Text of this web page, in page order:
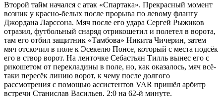
Второй тайм начался с атак «Спартака». Прекрасный момент
возник у красно-белых после прорыва по левому флангу
Джордана Ларссона. Мяч после его удара Сергей Рыжиков
отразил, футбольный снаряд отрикошетил и полетел в ворота,
там его отбил защитник «Тамбова» Никита Чичерин, затем
мяч отскочил в поле к Эсекелю Понсе, который с места подсёк
его в створ ворот. На ленточке Себастьян Тилль вынес его с
рикошетом от перекладины в поле, но, как оказалось, мяч всё-
таки пересёк линию ворот, к чему после долгого
рассмотрения с помощью ассистентов VAR пришёл арбитр
встречи Станислав Васильев. 2:0 на 62-й минуте.